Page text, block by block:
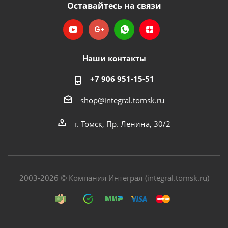
Оставайтесь на связи
Наши контакты
+7 906 951-15-51
shop@integral.tomsk.ru
г. Томск, Пр. Ленина, 30/2
2003-2026 © Компания Интеграл (integral.tomsk.ru)